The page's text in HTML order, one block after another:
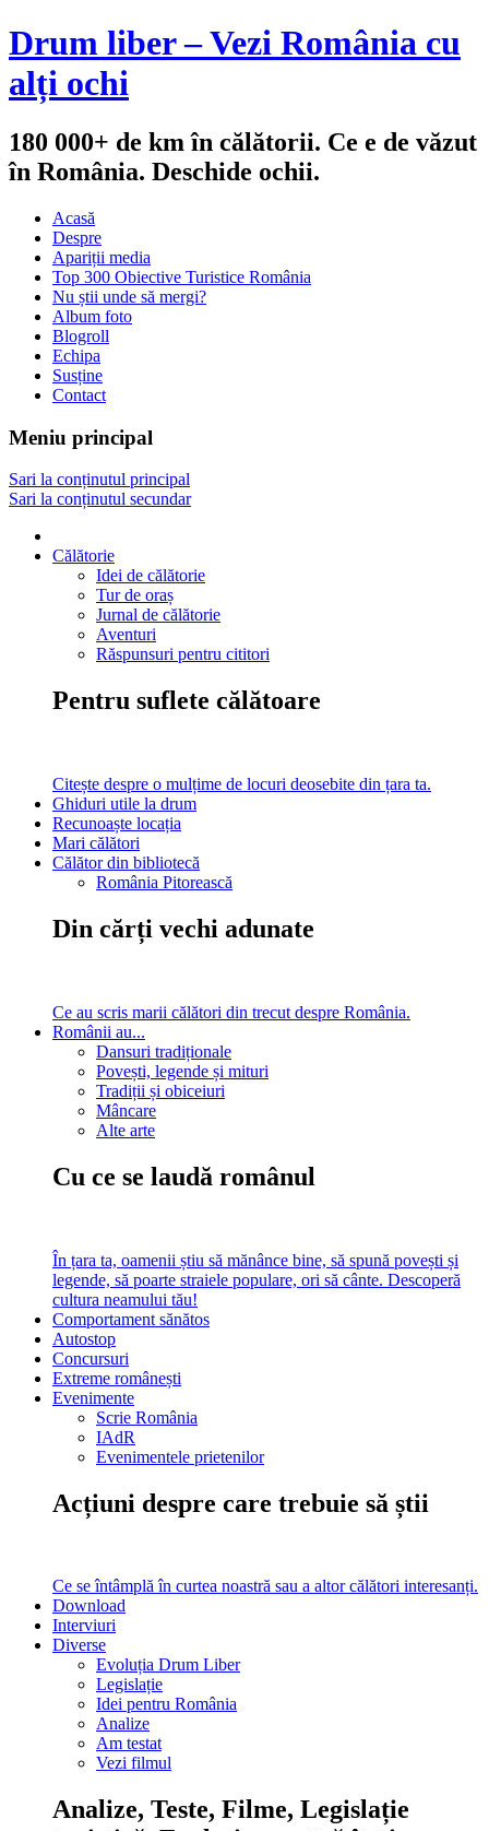
Drum liber – Vezi România cu
alți ochi
180 000+ de km în călătorii. Ce e de văzut
în România. Deschide ochii.
Acasă
Despre
Apariții media
Top 300 Obiective Turistice România
Nu știi unde să mergi?
Album foto
Blogroll
Echipa
Susține
Contact
Meniu principal
Sari la conținutul principal
Sari la conținutul secundar
Călătorie
Idei de călătorie
Tur de oraș
Jurnal de călătorie
Aventuri
Răspunsuri pentru cititori
Pentru suflete călătoare
Citește despre o mulțime de locuri deosebite din țara ta.
Ghiduri utile la drum
Recunoaște locația
Mari călători
Călător din bibliotecă
România Pitorească
Din cărți vechi adunate
Ce au scris marii călători din trecut despre România.
Românii au...
Dansuri tradiționale
Povești, legende și mituri
Tradiții și obiceiuri
Mâncare
Alte arte
Cu ce se laudă românul
În țara ta, oamenii știu să mănânce bine, să spună povești și
legende, să poarte straiele populare, ori să cânte. Descoperă
cultura neamului tău!
Comportament sănătos
Autostop
Concursuri
Extreme românești
Evenimente
Scrie România
IAdR
Evenimentele prietenilor
Acțiuni despre care trebuie să știi
Ce se întâmplă în curtea noastră sau a altor călători interesanți.
Download
Interviuri
Diverse
Evoluția Drum Liber
Legislație
Idei pentru România
Analize
Am testat
Vezi filmul
Analize, Teste, Filme, Legislație